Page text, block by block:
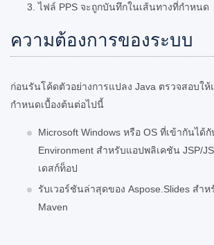
ไฟล์ PPS จะถูกบันทึกในเส้นทางที่กำหนด
ความต้องการของระบบ
ก่อนรันโค้ดตัวอย่างการแปลง Java ตรวจสอบใ
กำหนดเบื้องต้นต่อไปนี้
Microsoft Windows หรือ OS ที่เข้ากันได้
Environment สำหรับแอปพลิเคชัน JSP/
เดสก์ท็อป
รับเวอร์ชันล่าสุดของ Aspose.Slides สำห
Maven